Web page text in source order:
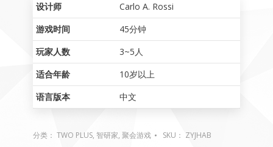
设计师
Carlo A. Rossi
游戏时间
45分钟
玩家人数
3~5人
适合年龄
10岁以上
语言版本
中文
分类： TWO PLUS, 智研家, 聚会游戏 SKU： ZYJHAB